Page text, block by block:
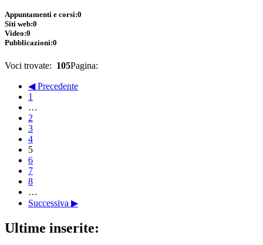
Appuntamenti e corsi:0
Siti web:0
Video:0
Pubblicazioni:0
Voci trovate: 105Pagina:
◀ Precedente
1
…
2
3
4
5
6
7
8
…
Successiva ▶
Ultime inserite: